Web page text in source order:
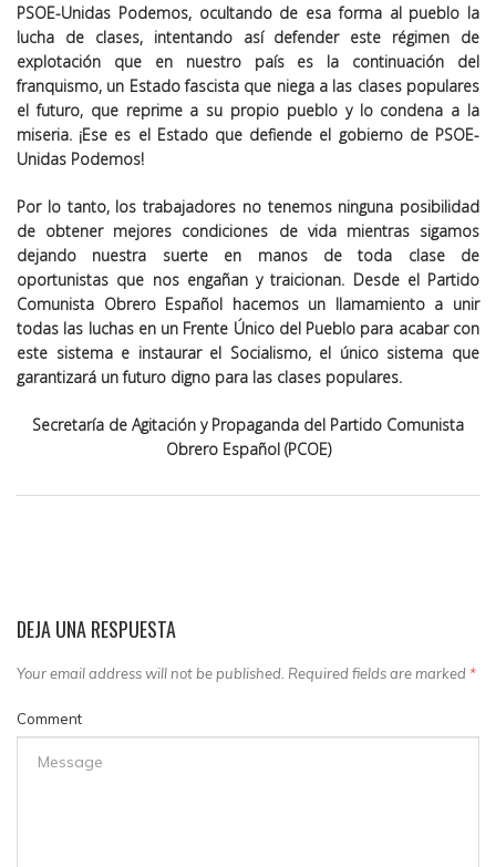
PSOE-Unidas Podemos, ocultando de esa forma al pueblo la
lucha de clases, intentando así defender este régimen de
explotación que en nuestro país es la continuación del
franquismo, un Estado fascista que niega a las clases populares
el futuro, que reprime a su propio pueblo y lo condena a la
miseria. ¡Ese es el Estado que defiende el gobierno de PSOE-
Unidas Podemos!
Por lo tanto, los trabajadores no tenemos ninguna posibilidad
de obtener mejores condiciones de vida mientras sigamos
dejando nuestra suerte en manos de toda clase de
oportunistas que nos engañan y traicionan. Desde el Partido
Comunista Obrero Español hacemos un llamamiento a unir
todas las luchas en un Frente Único del Pueblo para acabar con
este sistema e instaurar el Socialismo, el único sistema que
garantizará un futuro digno para las clases populares.
Secretaría de Agitación y Propaganda del Partido Comunista
Obrero Español (PCOE)
DEJA UNA RESPUESTA
Your email address will not be published. Required fields are marked *
Comment